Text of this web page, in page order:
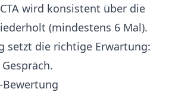
wird konsistent über die
(mindestens 6 Mal).
setzt die richtige Erwartung:
Bewertung